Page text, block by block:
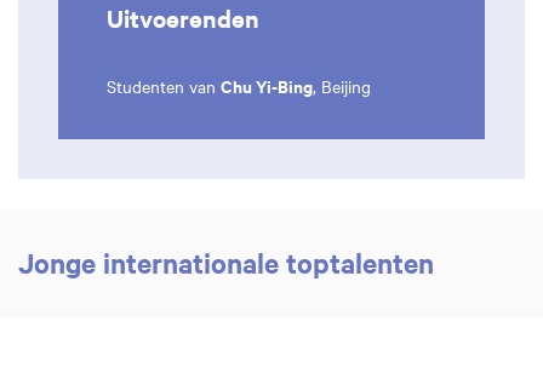
Uitvoerenden
Studenten van Chu Yi-Bing, Beijing
Jonge internationale toptalenten